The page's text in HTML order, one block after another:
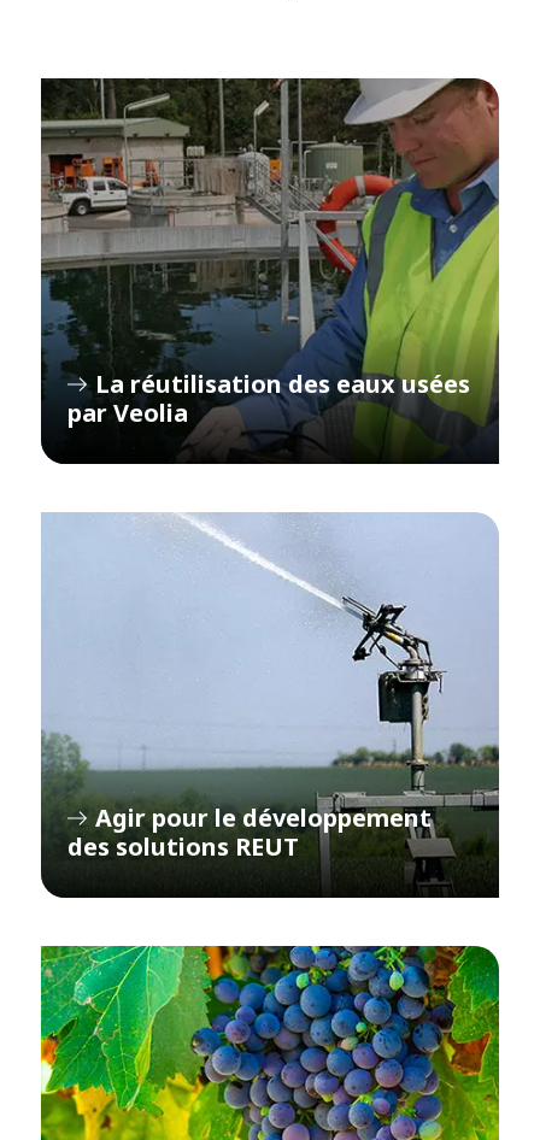
La réutilisation des eaux usées
par Veolia
Agir pour le développement
des solutions REUT